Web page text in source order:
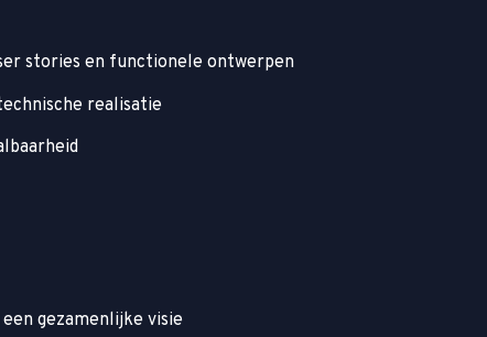
stories en functionele ontwerpen
realisatie
gezamenlijke visie